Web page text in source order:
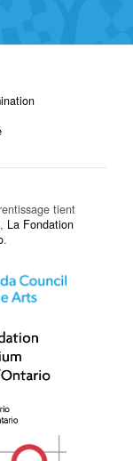
tient
, La Fondation
.